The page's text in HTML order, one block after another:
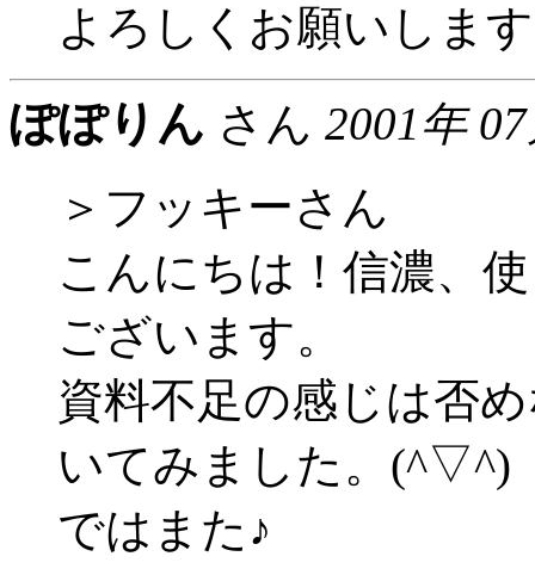
よろしくお願いしま
ぽぽりん さん 2001年
＞フッキーさん
こんにちは！信濃、
ございます。
資料不足の感じは否
いてみました。(^▽^)
ではまた♪